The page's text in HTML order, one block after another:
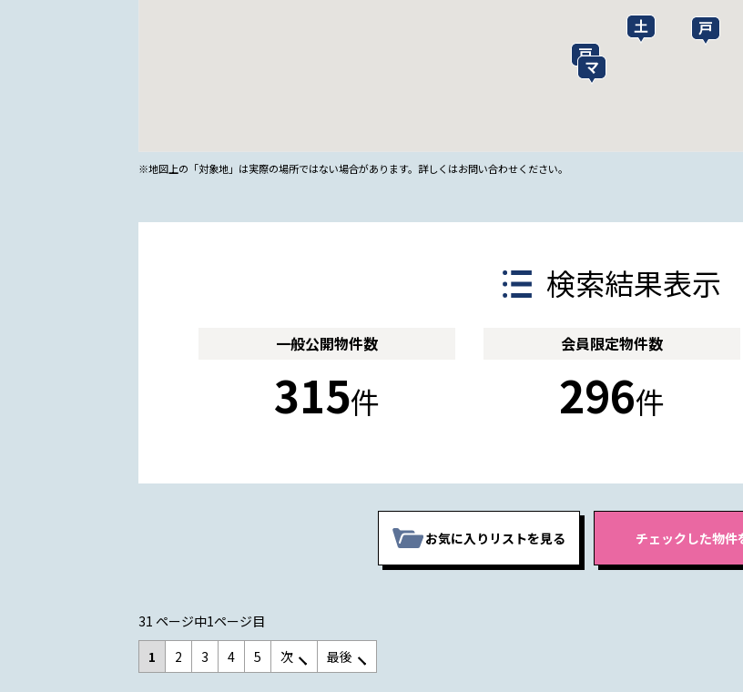
※地図上の「対象地」は実際の場所ではない場合があります。詳しくはお問い合わせください。
検索結果表示
一般公開物件数
315件
会員限定物件数
296件
お気に入りリストを見る
31 ページ中1ページ目
1
2 3 4 5 次 最後